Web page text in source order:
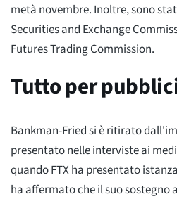
metà novembre. Inoltre, sono
Securities and Exchange
Futures Trading Commission.
Tutto per
Bankman-Fried si è ritirato
presentato nelle interviste ai
quando FTX ha presentato
ha affermato che il suo